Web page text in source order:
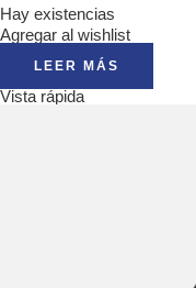
Hay existencias
Agregar al wishlist
LEER MÁS
Vista rápida